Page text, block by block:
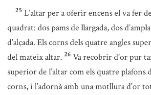
25 L’altar per a oferir encens el va fer
quadrat: dos pams de llargada, dos
d’alçada. Els corns dels quatre angles
del mateix altar. 26 Va recobrir d’or pur
superior de l’altar com els quatre plafons
corns, i l’adornà amb una motllura d’or